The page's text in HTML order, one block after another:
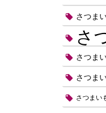
さつま
さ
さつま
さつま
さつまい